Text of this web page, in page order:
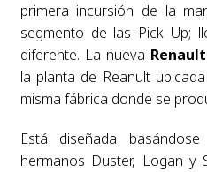
primera incursión de la
segmento de las Pick Up;
diferente. La nueva
la planta de Reanult
misma fábrica donde se
Está diseñada
hermanos Duster, Logan y